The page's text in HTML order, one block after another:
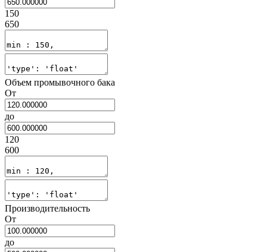
150
650
Объем промывочного бака
От
до
120
600
Производительность
От
до